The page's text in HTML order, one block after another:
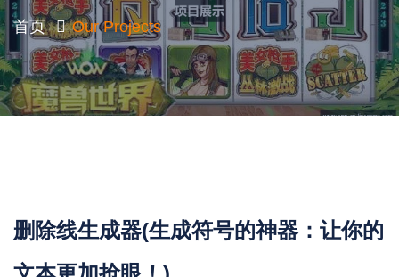
首页 Our Projects
删除线生成器(生成符号的神器：让你的